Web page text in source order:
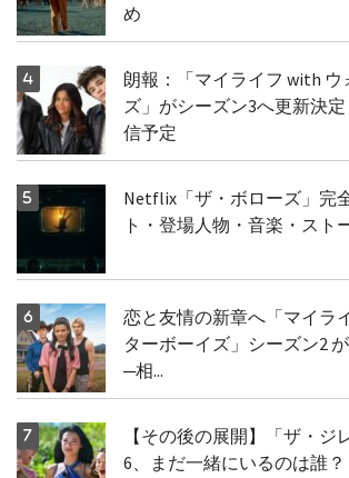
め
朗報：「マイライフ with ウ
ズ」がシーズン3へ更新決
信予定
Netflix「ザ・ボローズ」完
ト・登場人物・音楽・スト
恋と友情の新章へ「マイラ
ターボーイズ」シーズン2
─相...
【その後の展開】「ザ・ジ
6、まだ一緒にいるのは誰？